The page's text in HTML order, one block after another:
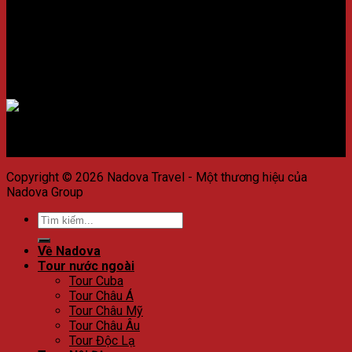
Copyright © 2026 Nadova Travel - Một thương hiệu của
Nadova Group
Về Nadova
Tour nước ngoài
Tour Cuba
Tour Châu Á
Tour Châu Mỹ
Tour Châu Âu
Tour Độc Lạ